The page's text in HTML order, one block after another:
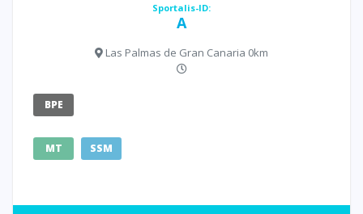
Sportalis-ID:
A
Las Palmas de Gran Canaria 0km
BPE
MT SSM